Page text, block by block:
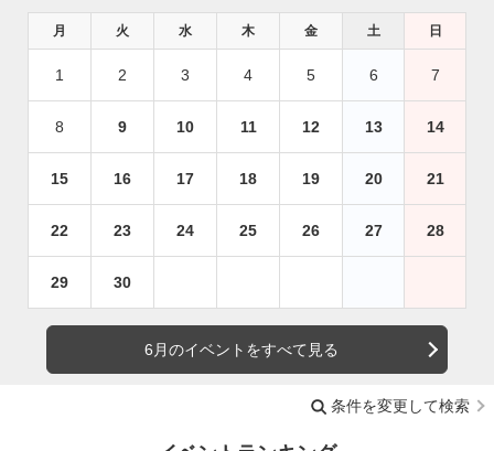
月 火 水 木 金 土 日
1 2 3 4 5 6 7
8 9 10 11 12 13 14
15 16 17 18 19 20 21
22 23 24 25 26 27 28
29 30
6月のイベントをすべて見る
条件を変更して検索